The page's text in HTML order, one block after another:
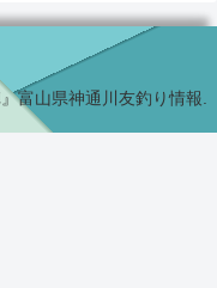
富山県神通川友釣り情報.